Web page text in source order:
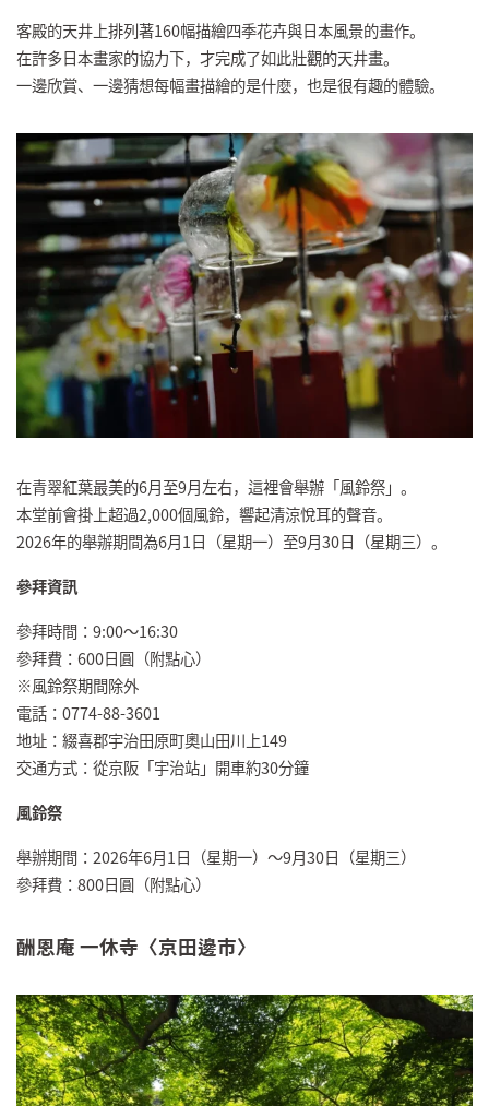
客殿的天井上排列著160幅描繪四季花卉與日本風景的畫作。
在許多日本畫家的協力下，才完成了如此壯觀的天井畫。
一邊欣賞、一邊猜想每幅畫描繪的是什麼，也是很有趣的體驗。
在青翠紅葉最美的6月至9月左右，這裡會舉辦「風鈴祭」。
本堂前會掛上超過2,000個風鈴，響起清涼悅耳的聲音。
2026年的舉辦期間為6月1日（星期一）至9月30日（星期三）。
參拜資訊
參拜時間：9:00～16:30
參拜費：600日圓（附點心）
※風鈴祭期間除外
電話：0774-88-3601
地址：綴喜郡宇治田原町奧山田川上149
交通方式：從京阪「宇治站」開車約30分鐘
風鈴祭
舉辦期間：2026年6月1日（星期一）～9月30日（星期三）
參拜費：800日圓（附點心）
酬恩庵 一休寺〈京田邊市〉